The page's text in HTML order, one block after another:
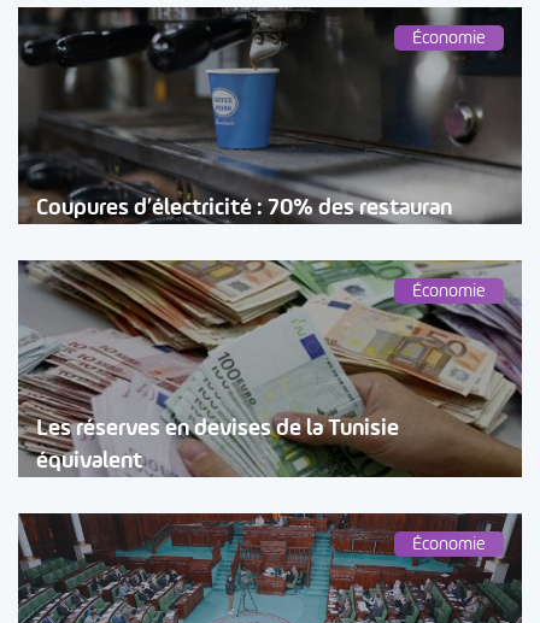
Économie
Coupures d’électricité : 70% des restauran
Économie
Les réserves en devises de la Tunisie
équivalent
Économie